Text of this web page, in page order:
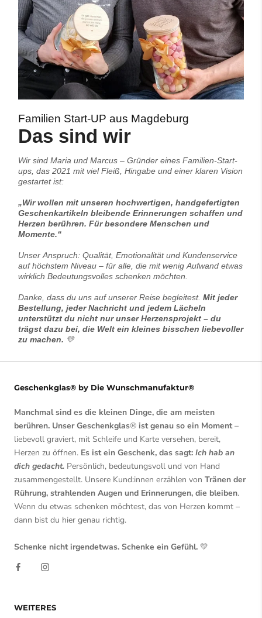
Familien Start-UP aus Magdeburg
Das sind wir
Wir sind Maria und Marcus – Gründer eines Familien-Start-
ups, das 2021 mit viel Fleiß, Hingabe und einer klaren Vision
gestartet ist:
„Wir wollen mit unseren hochwertigen, handgefertigten
Geschenkartikeln bleibende Erinnerungen schaffen und
Herzen berühren. Für besondere Menschen und
Momente.“
Unser Anspruch: Qualität, Emotionalität und Kundenservice
auf höchstem Niveau – für alle, die mit wenig Aufwand etwas
wirklich Bedeutungsvolles schenken möchten.
Danke, dass du uns auf unserer Reise begleitest. Mit jeder
Bestellung, jeder Nachricht und jedem Lächeln
unterstützt du nicht nur unser Herzensprojekt – du
trägst dazu bei, die Welt ein kleines bisschen liebevoller
zu machen. 💛
Geschenkglas® by Die Wunschmanufaktur®
Manchmal sind es die kleinen Dinge, die am meisten
berühren. Unser Geschenkglas® ist genau so ein Moment–
liebevoll graviert, mit Schleife und Karte versehen, bereit,
Herzen zu öffnen. Es ist ein Geschenk, das sagt: Ich hab an
dich gedacht. Persönlich, bedeutungsvoll und von Hand
zusammengestellt. Unsere Kund:innen erzählen von Tränen der
Rührung, strahlenden Augen und Erinnerungen, die bleiben.
Wenn du etwas schenken möchtest, das von Herzen kommt –
dann bist du hier genau richtig.
Schenke nicht irgendetwas. Schenke ein Gefühl. 💛
WEITERES